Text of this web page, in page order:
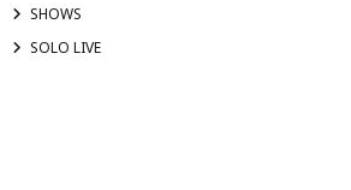
SHOWS
SOLO LIVE